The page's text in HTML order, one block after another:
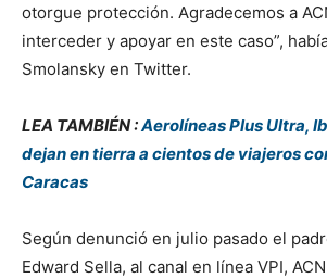
otorgue protección. Agradecemos a
interceder y apoyar en este caso”,
Smolansky en Twitter.
LEA TAMBIÉN :Aerolíneas Plus Ultra,
dejan en tierra a cientos de viajeros
Caracas
Según denunció en julio pasado el
Edward Sella, al canal en línea VPI,